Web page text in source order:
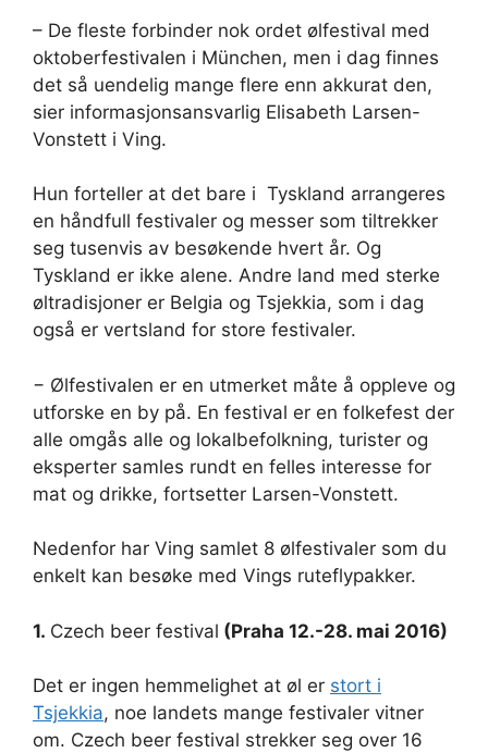
– De fleste forbinder nok ordet ølfestival med
oktoberfestivalen i München, men i dag finnes
det så uendelig mange flere enn akkurat den,
sier informasjonsansvarlig Elisabeth Larsen-
Vonstett i Ving.
Hun forteller at det bare i Tyskland arrangeres
en håndfull festivaler og messer som tiltrekker
seg tusenvis av besøkende hvert år. Og
Tyskland er ikke alene. Andre land med sterke
øltradisjoner er Belgia og Tsjekkia, som i dag
også er vertsland for store festivaler.
− Ølfestivalen er en utmerket måte å oppleve og
utforske en by på. En festival er en folkefest der
alle omgås alle og lokalbefolkning, turister og
eksperter samles rundt en felles interesse for
mat og drikke, fortsetter Larsen-Vonstett.
Nedenfor har Ving samlet 8 ølfestivaler som du
enkelt kan besøke med Vings ruteflypakker.
1. Czech beer festival (Praha 12.-28. mai 2016)
Det er ingen hemmelighet at øl er stort i
Tsjekkia, noe landets mange festivaler vitner
om. Czech beer festival strekker seg over 16